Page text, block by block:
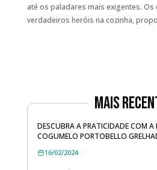
até os paladares mais exigentes.
verdadeiros heróis na cozinha,
Mais
DESCUBRA A PRATICIDADE COM
COGUMELO PORTOBELLO
16/02/2024